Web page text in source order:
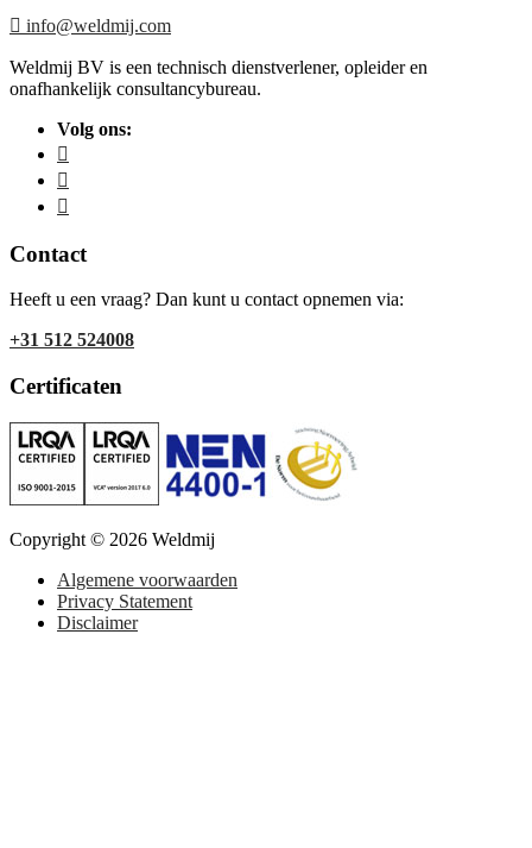
info@weldmij.com
Weldmij BV is een technisch dienstverlener, opleider en
onafhankelijk consultancybureau.
Volg ons:
Contact
Heeft u een vraag? Dan kunt u contact opnemen via:
+31 512 524008
Certificaten
Copyright © 2026 Weldmij
Algemene voorwaarden
Privacy Statement
Disclaimer